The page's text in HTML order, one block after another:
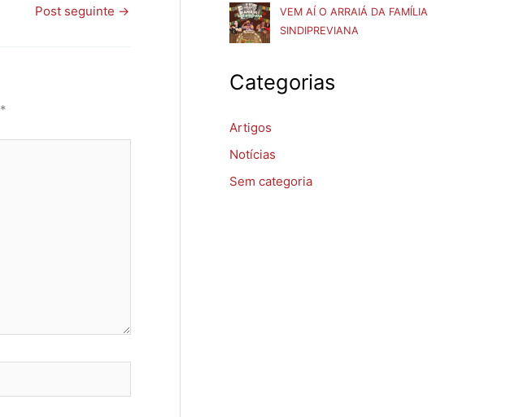
Post seguinte →
*
VEM AÍ O ARRAIÁ DA FAMÍLIA
SINDIPREVIANA
Categorias
Artigos
Notícias
Sem categoria